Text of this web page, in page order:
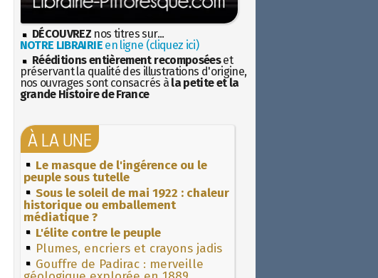
DÉCOUVREZ nos titres sur...
NOTRE LIBRAIRIEen ligne (cliquez ici)
Rééditions entièrement recomposéeset
préservant la qualité des illustrations d'origine,
nos ouvrages sont consacrés à la petite et la
grande Histoire de France
À LA UNE
Le masque de l'ingérence ou le
peuple sous tutelle
Sous le soleil de mai 1922 : chaleur
historique ou emballement
médiatique ?
L'élite contre le peuple
Plumes, encriers et crayons jadis
Gouffre de Padirac : merveille